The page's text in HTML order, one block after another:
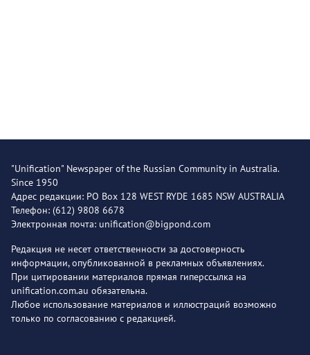
"Unification" Newspaper of the Russian Community in Australia.
Since 1950
Адрес редакции: PO Box 128 WEST RYDE 1685 NSW AUSTRALIA
Телефон: (612) 9808 6678
Электронная почта: unification@bigpond.com
Редакция не несет ответственности за достоверность
информации, опубликованной в рекламных объявлениях.
При цитировании материалов прямая гиперссылка на
unification.com.au обязательна.
Любое использование материалов и иллюстраций возможно
только по согласованию с редакцией.